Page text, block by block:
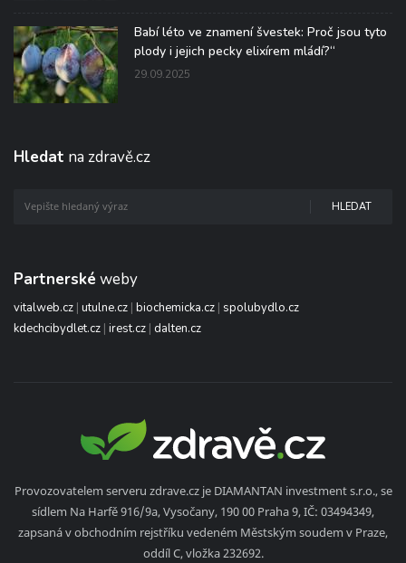
Babí léto ve znamení švestek: Proč jsou tyto
plody i jejich pecky elixírem mládí?“
29.09.2025
Hledat na zdravě.cz
HLEDAT
Partnerské weby
vitalweb.cz | utulne.cz | biochemicka.cz | spolubydlo.cz
kdechcibydlet.cz | irest.cz | dalten.cz
Provozovatelem serveru zdrave.cz je DIAMANTAN investment s.r.o., se
sídlem Na Harfě 916/9a, Vysočany, 190 00 Praha 9, IČ: 03494349,
zapsaná v obchodním rejstříku vedeném Městským soudem v Praze,
oddíl C, vložka 232692.